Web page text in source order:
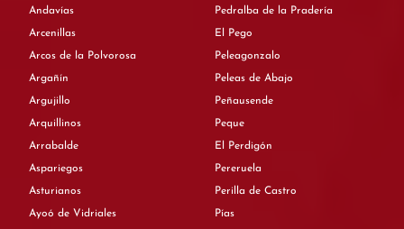
Andavías
Arcenillas
Arcos de la Polvorosa
Argañín
Argujillo
Arquillinos
Arrabalde
Aspariegos
Asturianos
Ayoó de Vidriales
Pedralba de la Pradería
El Pego
Peleagonzalo
Peleas de Abajo
Peñausende
Peque
El Perdigón
Pereruela
Perilla de Castro
Pías